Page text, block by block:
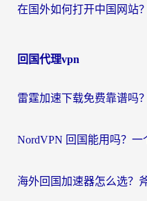
回国代理vpn